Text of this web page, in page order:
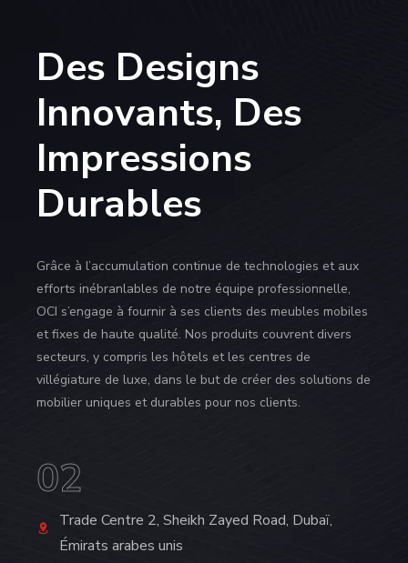
Des Designs
Innovants, Des
Impressions
Durables
Grâce à l’accumulation continue de technologies et aux
efforts inébranlables de notre équipe professionnelle,
OCI s’engage à fournir à ses clients des meubles mobiles
et fixes de haute qualité. Nos produits couvrent divers
secteurs, y compris les hôtels et les centres de
villégiature de luxe, dans le but de créer des solutions de
mobilier uniques et durables pour nos clients.
03
6/A North Avenue, Gulshan-2, Dhaka,
Bangladesh